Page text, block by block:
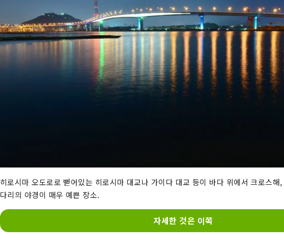
히로시마 오도로로 뻗어있는 히로시마 대교나 가이다 대교 등이 바다 위에서 크로스해
다리의 야경이 매우 예쁜 장소.
자세한 것은 이쪽